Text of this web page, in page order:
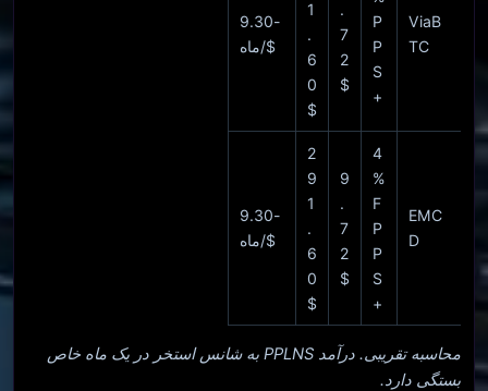
ViaB
TC
P
P
S
+
.
7
2
$
1
.
6
0
$
-9.30
$/ماه
EMC
D
4
%
F
P
P
S
+
9
.
7
2
$
2
9
1
.
6
0
$
-9.30
$/ماه
محاسبه تقریبی. درآمد PPLNS به شانس استخر در یک ماه خاص
بستگی دارد.